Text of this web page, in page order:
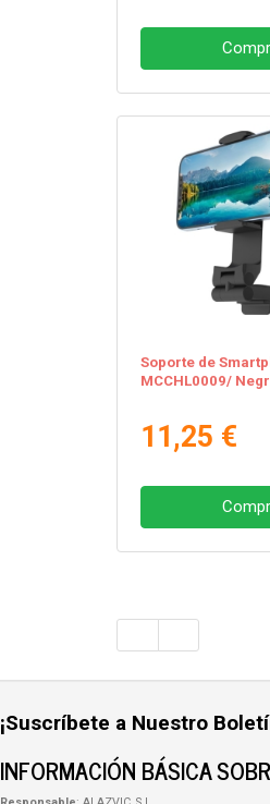
Soporte de
MCCHL0009/
11,25 €
¡Suscríbete a Nuestro
INFORMACIÓN BÁSICA